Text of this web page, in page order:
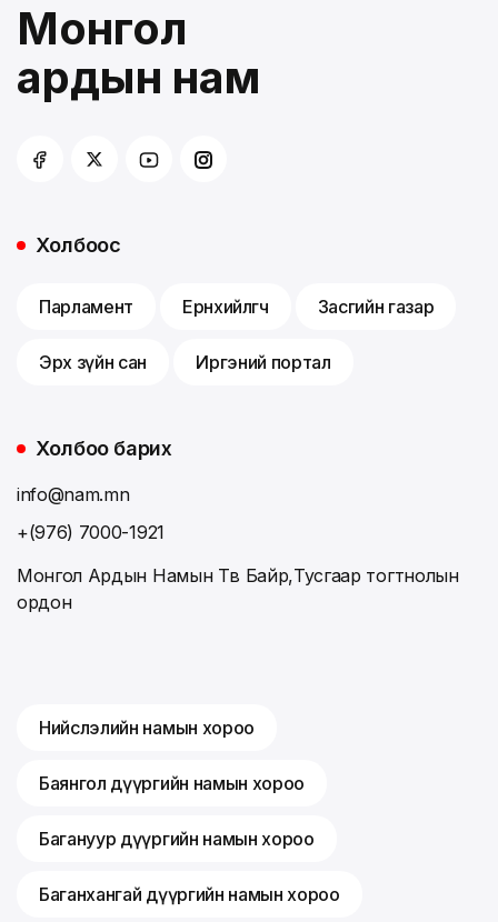
Монгол
ардын нам
Холбоос
Парламент Ерөнхийлөгч Засгийн газар
Эрх зүйн сан Иргэний портал
Холбоо барих
info@nam.mn
+(976) 7000-1921
Монгол Ардын Намын Төв Байр,Тусгаар тогтнолын
ордон
Нийслэлийн намын хороо
Баянгол дүүргийн намын хороо
Багануур дүүргийн намын хороо
Баганхангай дүүргийн намын хороо